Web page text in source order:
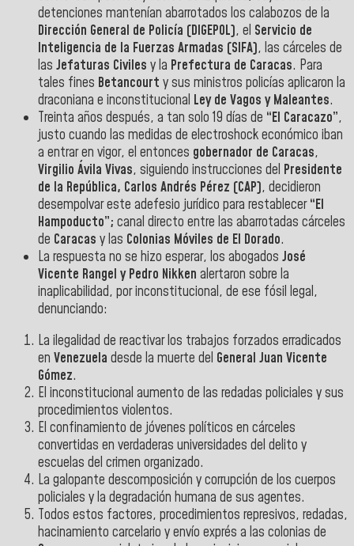
detenciones mantenían abarrotados los calabozos de la
Dirección General de Policía (DIGEPOL), el Servicio de
Inteligencia de la Fuerzas Armadas (SIFA), las cárceles de
las Jefaturas Civiles y la Prefectura de Caracas. Para
tales fines Betancourt y sus ministros policías aplicaron la
draconiana e inconstitucional Ley de Vagos y Maleantes.
Treinta años después, a tan solo 19 días de “El Caracazo”,
justo cuando las medidas de electroshock económico iban
a entrar en vigor, el entonces gobernador de Caracas,
Virgilio Ávila Vivas, siguiendo instrucciones del Presidente
de la República, Carlos Andrés Pérez (CAP), decidieron
desempolvar este adefesio jurídico para restablecer “El
Hampoducto”; canal directo entre las abarrotadas cárceles
de Caracas y las Colonias Móviles de El Dorado.
La respuesta no se hizo esperar, los abogados José
Vicente Rangel y Pedro Nikken alertaron sobre la
inaplicabilidad, por inconstitucional, de ese fósil legal,
denunciando:
La ilegalidad de reactivar los trabajos forzados erradicados
en Venezuela desde la muerte del General Juan Vicente
Gómez.
El inconstitucional aumento de las redadas policiales y sus
procedimientos violentos.
El confinamiento de jóvenes políticos en cárceles
convertidas en verdaderas universidades del delito y
escuelas del crimen organizado.
La galopante descomposición y corrupción de los cuerpos
policiales y la degradación humana de sus agentes.
Todos estos factores, procedimientos represivos, redadas,
hacinamiento carcelario y envío exprés a las colonias de